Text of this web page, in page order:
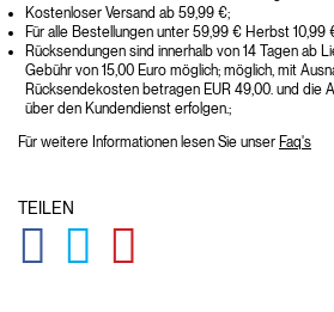
Kostenloser Versand ab 59,99 €;
Für alle Bestellungen unter 59,99 € Herbst 10,99
Rücksendungen sind innerhalb von 14 Tagen ab
Gebühr von 15,00 Euro möglich; möglich, mit
Rücksendekosten betragen EUR 49,00. und die
über den Kundendienst erfolgen.;
Für weitere Informationen lesen Sie unser Faq's
TEILEN